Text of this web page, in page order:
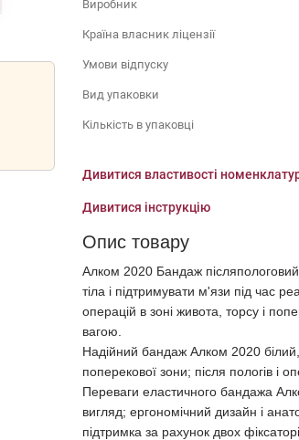
Виробник
Країна власник ліцензії
Умови відпуску
Вид упаковки
Кількість в упаковці
Дивитися властивості
Дивитися інструкцію
Опис товару
Алком 2020 Бандаж
тіла і підтримувати м'язи під час
операцій в зоні живота, торсу і
вагою.
Надійний бандаж Алком 2020 білий,
поперекової зони; після пологів і
Переваги еластичного бандажа
вигляд; ергономічний дизайн і
підтримка за рахунок двох